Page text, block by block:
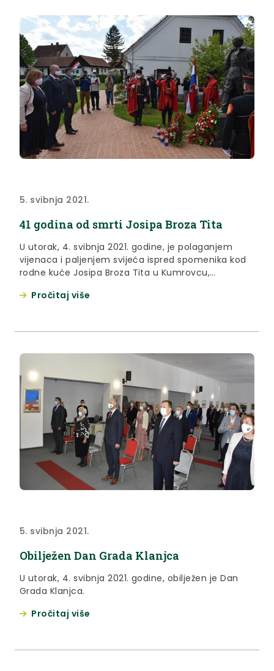
5. svibnja 2021.
41 godina od smrti Josipa Broza Tita
U utorak, 4. svibnja 2021. godine, je polaganjem
vijenaca i paljenjem svijeća ispred spomenika kod
rodne kuće Josipa Broza Tita u Kumrovcu,
Pročitaj više
5. svibnja 2021.
Obilježen Dan Grada Klanjca
U utorak, 4. svibnja 2021. godine, obilježen je Dan
Grada Klanjca.
Pročitaj više